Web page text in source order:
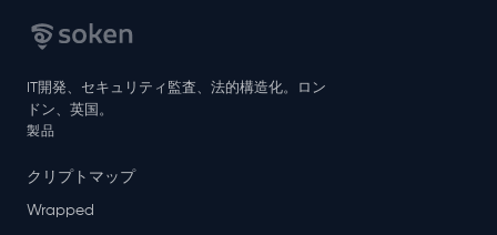
IT開発、セキュリティ監査、法的構造化。ロン
ドン、英国。
製品
クリプトマップ
Wrapped